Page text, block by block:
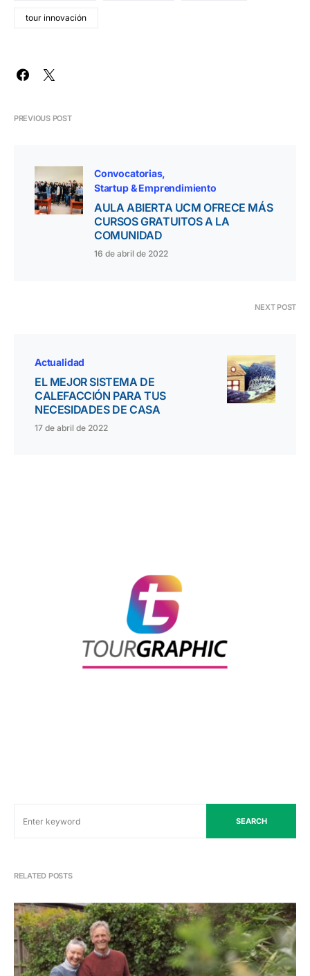
tour innovación
PREVIOUS POST
Convocatorias
Startup & Emprendimiento
AULA ABIERTA UCM OFRECE MÁS
CURSOS GRATUITOS A LA
COMUNIDAD
16 de abril de 2022
NEXT POST
Actualidad
EL MEJOR SISTEMA DE
CALEFACCIÓN PARA TUS
NECESIDADES DE CASA
17 de abril de 2022
SEARCH
RELATED POSTS